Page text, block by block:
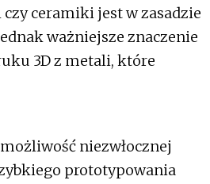
ceramiki jest w zasadzie
ważniejsze znaczenie
3D z metali, które
niezwłocznej
prototypowania